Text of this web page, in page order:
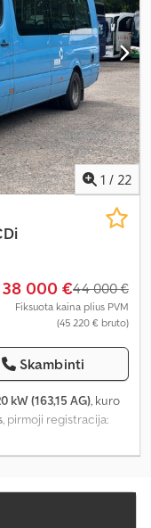
1 / 22
38 000 €44 000 €
Fiksuota kaina plius PVM
(45 220 € bruto)
Skambinti
kW (163,15 AG), kuro
, pirmoji registracija:
14, Gamybos
,